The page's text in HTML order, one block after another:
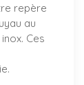
repère
au
Ces